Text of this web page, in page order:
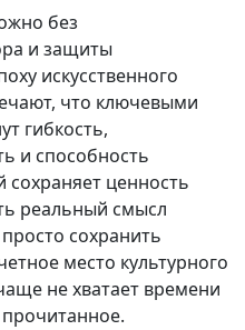
без
и защиты
искусственного
что ключевыми
гибкость,
и способность
сохраняет ценность
реальный смысл
сохранить
место культурного
не хватает времени